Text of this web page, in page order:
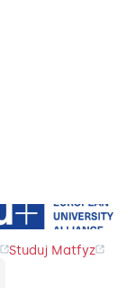
Studuj Matfyz